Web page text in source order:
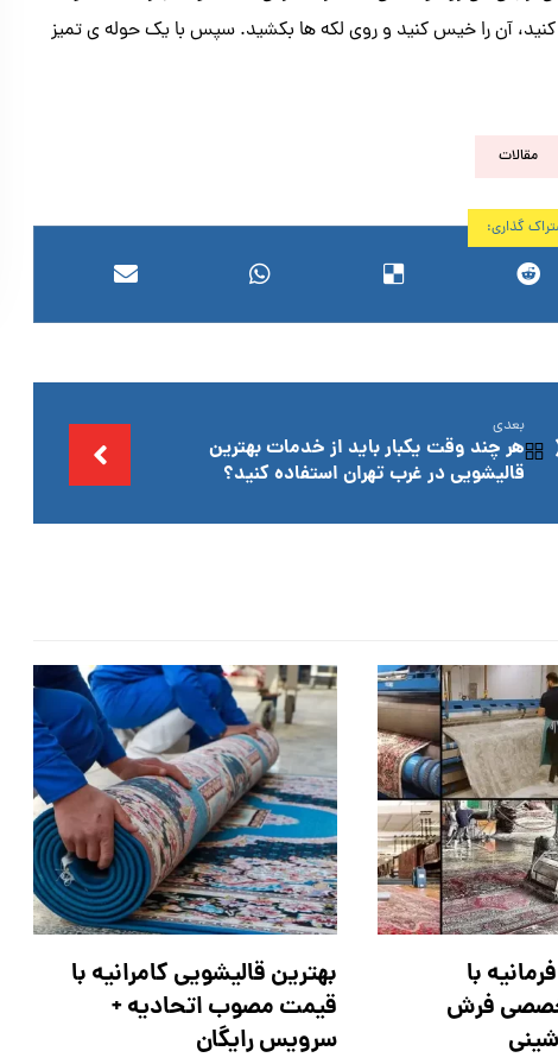
کنید، آن را خیس کنید و روی لکه ها بکشید. سپس با یک حوله ی تمیز
مقالات
بعدی
هر چند وقت یکبار باید از خدمات بهترین
قالیشویی در غرب تهران استفاده کنید؟
با
فرش
بهترین قالیشویی کامرانیه با
قیمت مصوب اتحادیه +
سرویس رایگان